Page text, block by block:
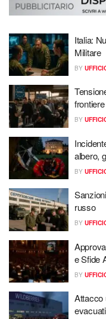
Italia:
Militare
BY
frontiere
BY
albero,
BY
russo
BY
e Sfide
BY
Attacco